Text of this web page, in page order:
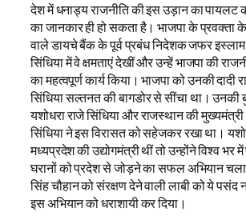
देश में धनाड्य राजनीति की इस उड़ान का पायलट
का जानकार ही हो सकता है। भाजपा के
वाले डायचे बैंक के पूर्व प्रबंध निदेशक जफर इस्लाम
सिंधिया में वे क्षमताएं देखीं और उन्हें भाजपा की
का महत्वपूर्ण कार्य किया। भाजपा को उनकी दादी
सिंधिया सल्तनत की बागडोर से सींचा था। उनकी
यशोधरा राजे सिंधिया और राजस्थान की मुख्यमंत्री
सिंधिया ने इस विरासत को सहेजकर रखा था।
मध्यप्रदेश की उद्योगमंत्री थीं तो उन्होंने विश्व भर
घरानों को प्रदेश से जोड़ने का सफल अभियान
सिंह चौहान को संरक्षण देने वाली लाबी को ये पसंद
इस अभियान को धराशायी कर दिया।